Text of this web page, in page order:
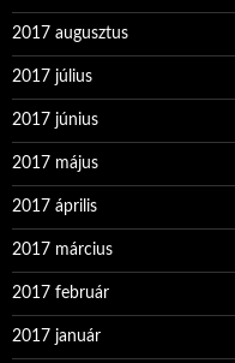
2017 augusztus
2017 július
2017 június
2017 május
2017 április
2017 március
2017 február
2017 január